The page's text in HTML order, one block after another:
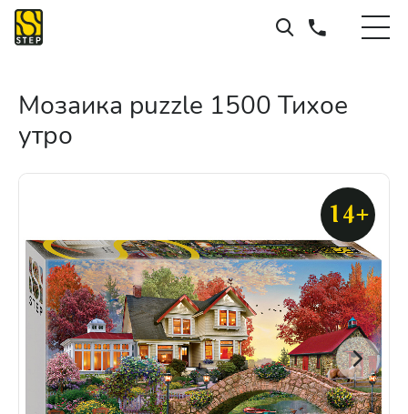
Мозаика puzzle 1500 Тихое
утро
14+